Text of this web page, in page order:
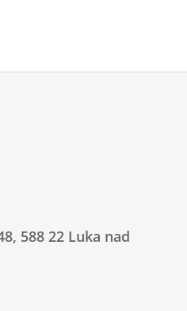
588 22 Luka nad